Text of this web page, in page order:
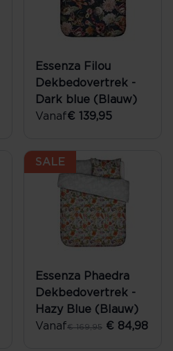
Essenza Filou
Dekbedovertrek -
Dark blue (Blauw)
Vanaf€ 139,95
SALE
Essenza Phaedra
Dekbedovertrek -
Hazy Blue (Blauw)
Vanaf€ 169,95 € 84,98